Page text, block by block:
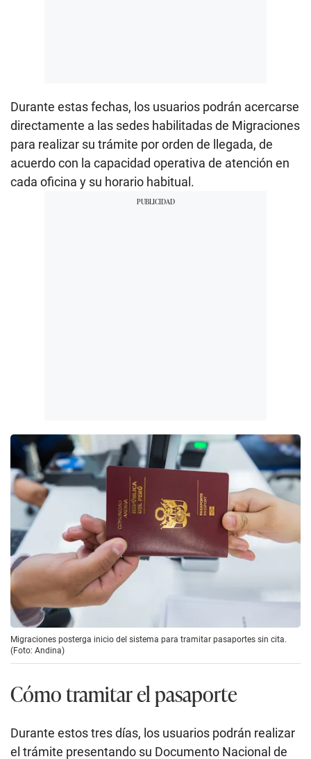
Durante estas fechas, los usuarios podrán acercarse
directamente a las sedes habilitadas de Migraciones
para realizar su trámite por orden de llegada, de
acuerdo con la capacidad operativa de atención en
cada oficina y su horario habitual.
Migraciones posterga inicio del sistema para tramitar pasaportes sin cita.
(Foto: Andina)
Cómo tramitar el pasaporte
Durante estos tres días, los usuarios podrán realizar
el trámite presentando su Documento Nacional de